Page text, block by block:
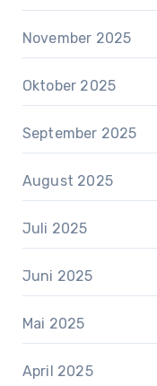
November 2025
Oktober 2025
September 2025
August 2025
Juli 2025
Juni 2025
Mai 2025
April 2025